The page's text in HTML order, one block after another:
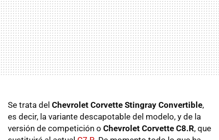
Se trata del Chevrolet Corvette Stingray Convertible,
es decir, la variante descapotable del modelo, y de la
versión de competición o Chevrolet Corvette C8.R, que